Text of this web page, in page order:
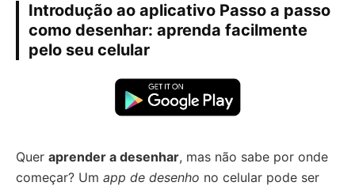
Introdução ao aplicativo Passo a passo
como desenhar: aprenda facilmente
pelo seu celular
Quer aprender a desenhar, mas não sabe por onde
começar? Um app de desenho no celular pode ser